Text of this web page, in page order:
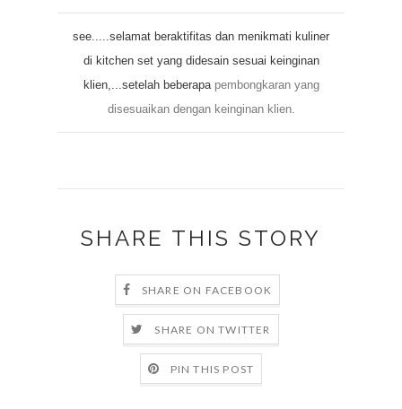
see.....selamat beraktifitas dan menikmati kuliner
di kitchen set yang didesain sesuai keinginan
klien,...setelah beberapa pembongkaran yang
disesuaikan dengan keinginan klien.
SHARE THIS STORY
SHARE ON FACEBOOK
SHARE ON TWITTER
PIN THIS POST